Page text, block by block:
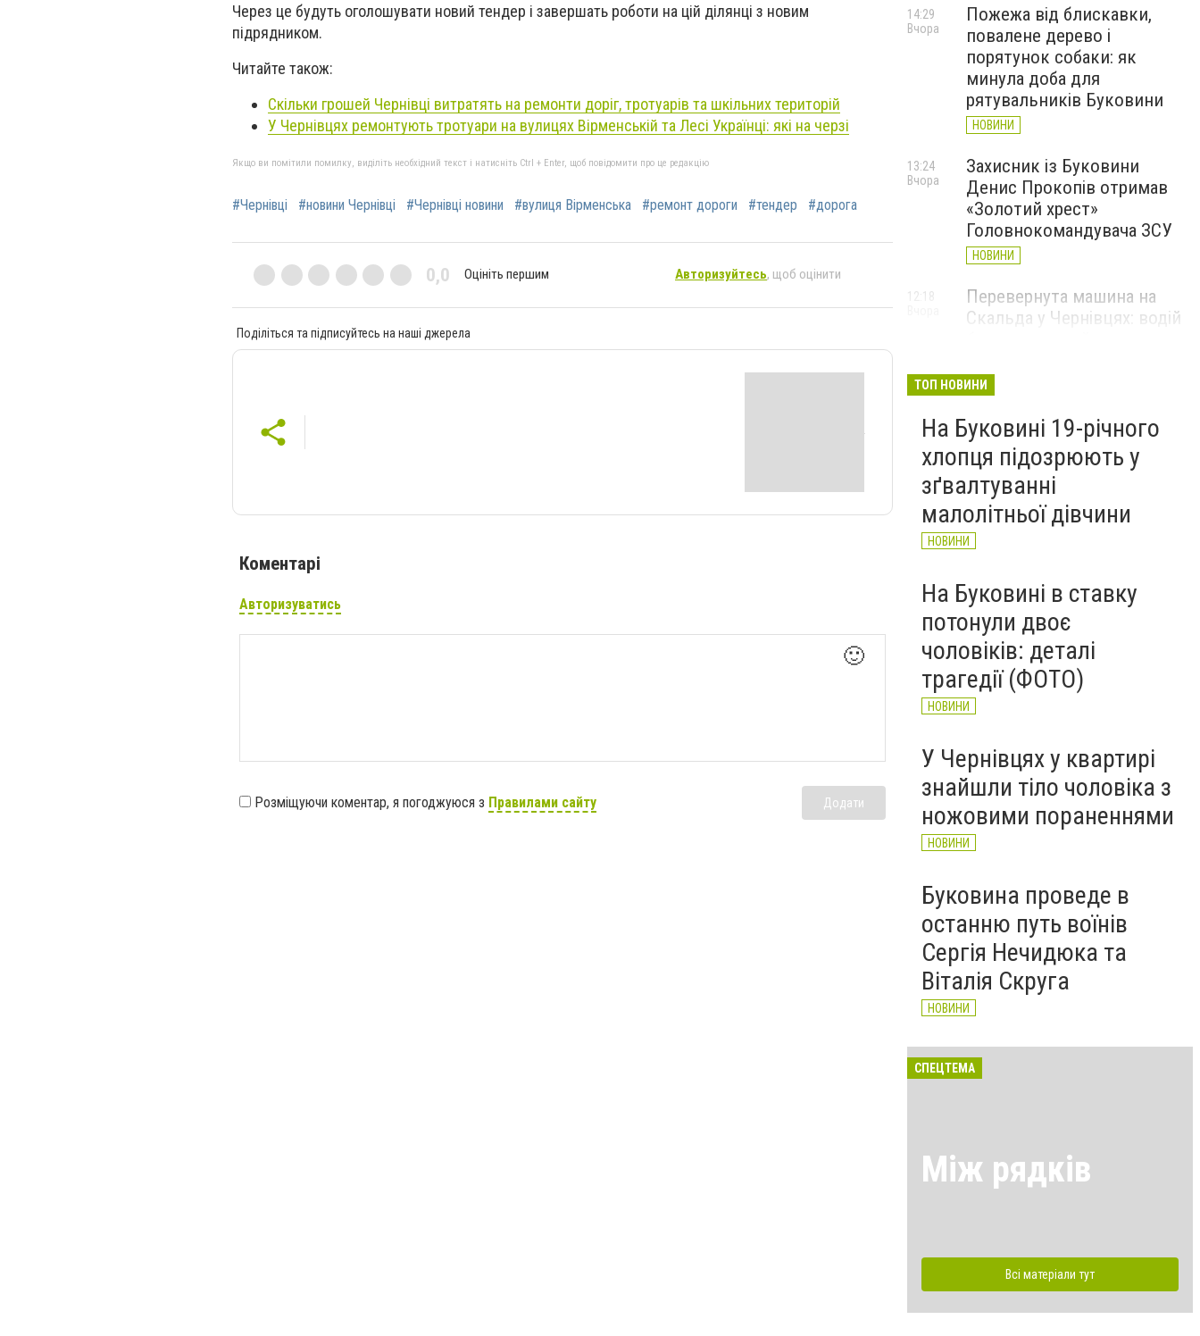
Через це будуть оголошувати новий тендер і завершать роботи на цій ділянці з новим
підрядником.
Читайте також:
Скільки грошей Чернівці витратять на ремонти доріг, тротуарів та шкільних територій
У Чернівцях ремонтують тротуари на вулицях Вірменській та Лесі Українці: які на черзі
Якщо ви помітили помилку, виділіть необхідний текст і натисніть Ctrl + Enter, щоб повідомити про це редакцію
#Чернівці #новини Чернівці #Чернівці новини #вулиця Вірменська #ремонт дороги #тендер #дорога
0,0 Оцініть першим Авторизуйтесь, щоб оцінити
Поділіться та підписуйтесь на наші джерела
Коментарі
Авторизуватись
🙂
Розміщуючи коментар, я погоджуюся з Правилами сайту Додати
Пожежа від блискавки,
повалене дерево і
порятунок собаки: як
минула доба для
рятувальників Буковини
НОВИНИ
14:29
Вчора
Захисник із Буковини
Денис Прокопів отримав
«Золотий хрест»
Головнокомандувача ЗСУ
НОВИНИ
13:24
Вчора
Перевернута машина на
Скальда у Чернівцях: водій
12:18
зафіксували новий
історичний температурний
максимум
НОВИНИ
Вчора
ТОП НОВИНИ
На Буковині 19-річного
хлопця підозрюють у
зґвалтуванні
малолітньої дівчини
НОВИНИ
На Буковині в ставку
потонули двоє
чоловіків: деталі
трагедії (ФОТО)
НОВИНИ
У Чернівцях у квартирі
знайшли тіло чоловіка з
ножовими пораненнями
НОВИНИ
Буковина проведе в
останню путь воїнів
Сергія Нечидюка та
Віталія Скруга
НОВИНИ
СПЕЦТЕМА
Між рядків
Всі матеріали тут